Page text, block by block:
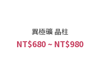
異極礦 晶柱
NT$680 ~ NT$980